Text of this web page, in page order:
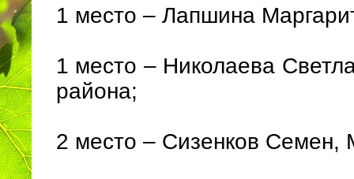
1 место – Лапшина
1 место – Николаева
района;
2 место – Сизенков